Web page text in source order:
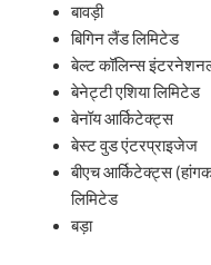
बावड़ी
बिगिन लैंड लिमिटेड
बेल्ट कॉलिन्स
बेनेट्टी एशिया लिमिटेड
बेनॉय आर्किटेक्ट्स
बेस्ट वुड एंटरप्राइजेज
बीएच आर्किटेक्ट्स
लिमिटेड
बड़ा